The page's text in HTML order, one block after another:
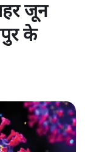
जून
के